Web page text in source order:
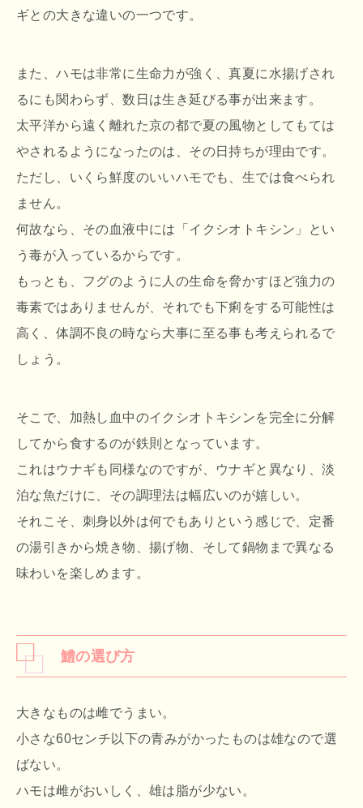
ギとの大きな違いの一つです。
また、ハモは非常に生命力が強く、真夏に水揚げされ
るにも関わらず、数日は生き延びる事が出来ます。
太平洋から遠く離れた京の都で夏の風物としてもては
やされるようになったのは、その日持ちが理由です。
ただし、いくら鮮度のいいハモでも、生では食べられ
ません。
何故なら、その血液中には「イクシオトキシン」とい
う毒が入っているからです。
もっとも、フグのように人の生命を脅かすほど強力の
毒素ではありませんが、それでも下痢をする可能性は
高く、体調不良の時なら大事に至る事も考えられるで
しょう。
そこで、加熱し血中のイクシオトキシンを完全に分解
してから食するのが鉄則となっています。
これはウナギも同様なのですが、ウナギと異なり、淡
泊な魚だけに、その調理法は幅広いのが嬉しい。
それこそ、刺身以外は何でもありという感じで、定番
の湯引きから焼き物、揚げ物、そして鍋物まで異なる
味わいを楽しめます。
鱧の選び方
大きなものは雌でうまい。
小さな60センチ以下の青みがかったものは雄なので選
ばない。
ハモは雌がおいしく、雄は脂が少ない。